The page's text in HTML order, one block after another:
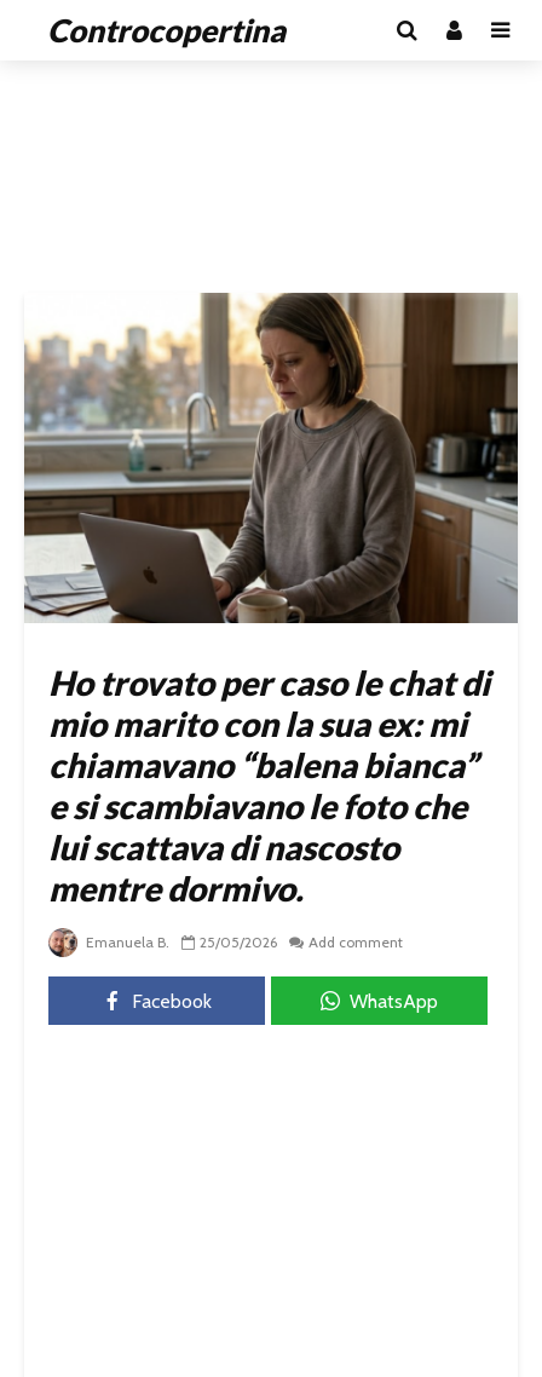
Controcopertina
Ho trovato per caso le chat di
mio marito con la sua ex: mi
chiamavano “balena bianca”
e si scambiavano le foto che
lui scattava di nascosto
mentre dormivo.
Emanuela B. 25/05/2026 Add comment
Facebook WhatsApp